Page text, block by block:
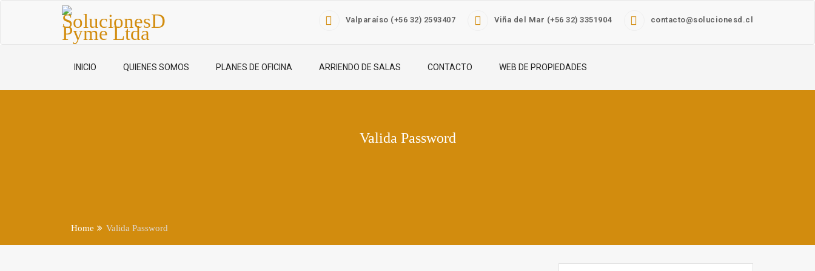
Valparaíso (+56 32) 2593407 Viña del Mar (+56 32) 3351904 contacto@solucionesd.cl
INICIO QUIENES SOMOS PLANES DE OFICINA ARRIENDO DE SALAS CONTACTO WEB DE PROPIEDADES
Valida Password
Home Valida Password